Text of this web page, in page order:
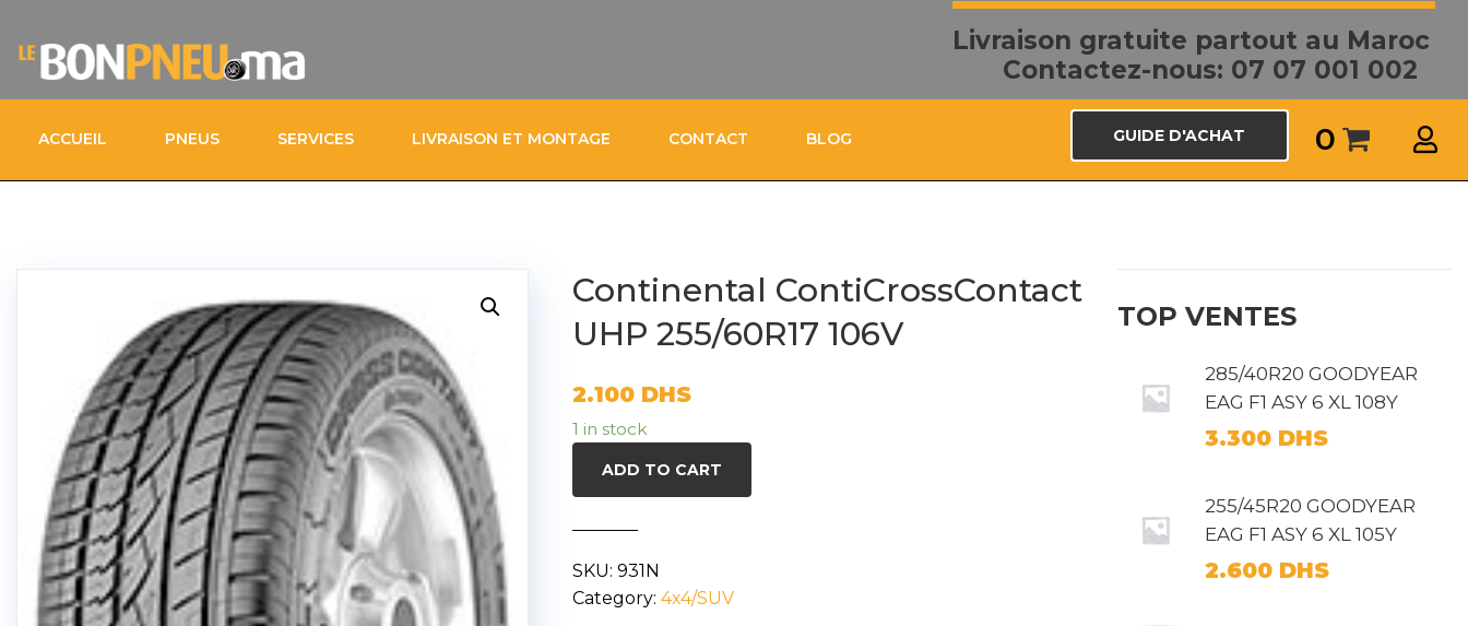
Livraison gratuite partout au Maroc
Contactez-nous: 07 07 001 002
ACCUEIL PNEUS SERVICES LIVRAISON ET MONTAGE CONTACT BLOG GUIDE D'ACHAT 0
Continental ContiCrossContact
UHP 255/60R17 106V
2.100 DHS
1 in stock
ADD TO CART
SKU: 931N
Category: 4x4/SUV
TOP VENTES
285/40R20 GOODYEAR
EAG F1 ASY 6 XL 108Y
3.300 DHS
255/45R20 GOODYEAR
EAG F1 ASY 6 XL 105Y
2.600 DHS